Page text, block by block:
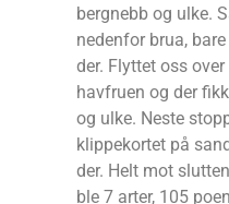
bergnebb og ulke.
nedenfor brua,
der. Flyttet oss
havfruen og der
og ulke. Neste
klippekortet på
der. Helt mot
ble 7 arter, 105